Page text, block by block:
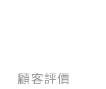
顧客評價